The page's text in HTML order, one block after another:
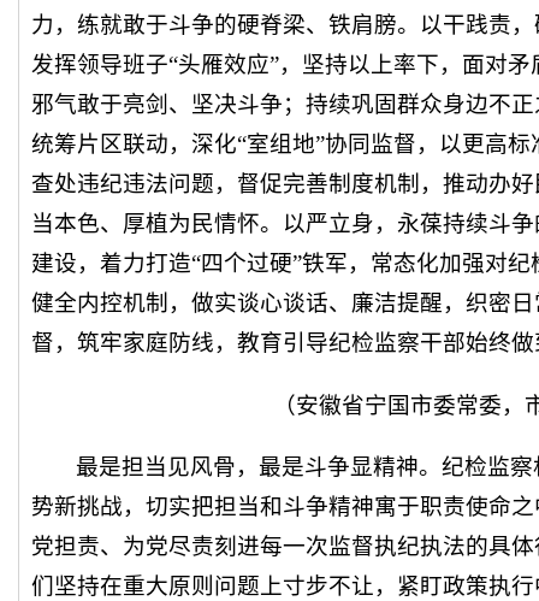
力，练就敢于斗争的硬脊梁、铁肩膀。以干践责
发挥领导班子“头雁效应”，坚持以上率下，面对
邪气敢于亮剑、坚决斗争；持续巩固群众身边不
统筹片区联动，深化“室组地”协同监督，以更高
查处违纪违法问题，督促完善制度机制，推动办
当本色、厚植为民情怀。以严立身，永葆持续斗
建设，着力打造“四个过硬”铁军，常态化加强对
健全内控机制，做实谈心谈话、廉洁提醒，织密
督，筑牢家庭防线，教育引导纪检监察干部始终
（安徽省宁国市委常委
最是担当见风骨，最是斗争显精神。纪检监
势新挑战，切实把担当和斗争精神寓于职责使命
党担责、为党尽责刻进每一次监督执纪执法的具
们坚持在重大原则问题上寸步不让，紧盯政策执